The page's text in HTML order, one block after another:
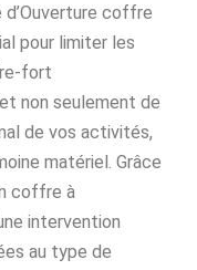
d’Ouverture coffre
pour limiter les
fort
non seulement de
de vos activités,
matériel. Grâce
coffre à
intervention
au type de